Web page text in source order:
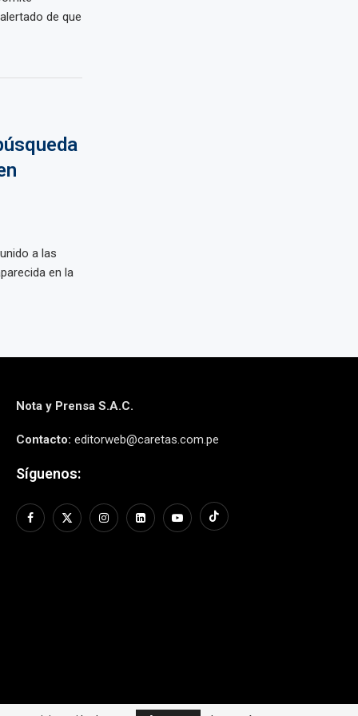
de que
a las
en la
Nota y Prensa S.A.C.
Contacto: editorweb@caretas.com.pe
Síguenos: